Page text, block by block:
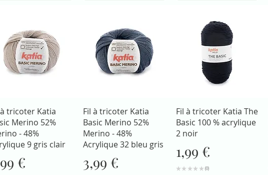
Aperçu rapide
tricoter Katia
Merino 52%
- 48%
9 gris clair
€
Aperçu rapide
Fil à tricoter Katia
Basic Merino 52%
Merino - 48%
Acrylique 32 bleu gris
Prix
3,99 €
Aperçu rapide
Fil à tricoter Katia The
Basic 100 % acrylique
2 noir
Prix
1,99 €
★ ★ ★ ★ ★ 0
0